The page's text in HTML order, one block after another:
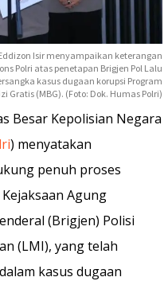
Isir menyampaikan keterangan
Polri atas penetapan Brigjen Pol Lalu
kasus dugaan korupsi Program
Gratis (MBG). (Foto: Dok. Humas Polri)
Besar Kepolisian Negara
) menyatakan
penuh proses
Agung
(Brigjen) Polisi
(LMI), yang telah
kasus dugaan